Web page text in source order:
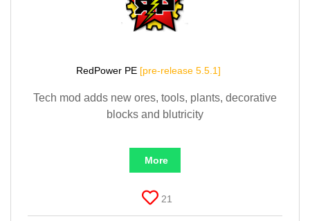
RedPower PE [pre-release 5.5.1]
Tech mod adds new ores, tools, plants, decorative
blocks and blutricity
More
21